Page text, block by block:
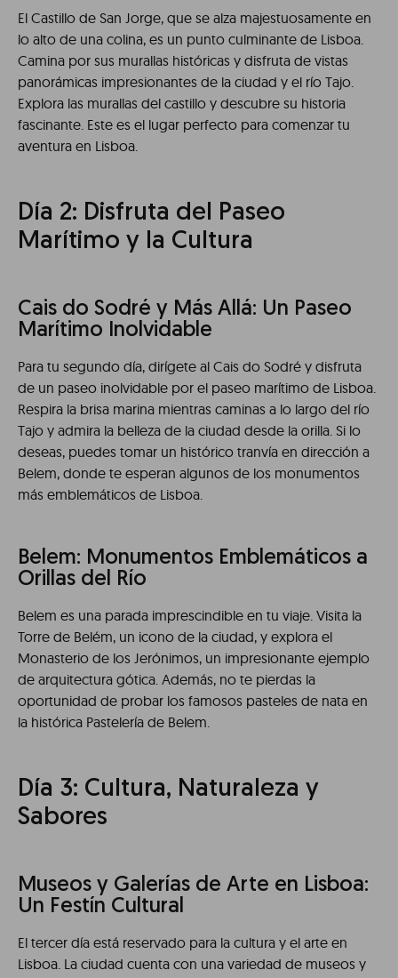
El Castillo de San Jorge, que se alza majestuosamente en
lo alto de una colina, es un punto culminante de Lisboa.
Camina por sus murallas históricas y disfruta de vistas
panorámicas impresionantes de la ciudad y el río Tajo.
Explora las murallas del castillo y descubre su historia
fascinante. Este es el lugar perfecto para comenzar tu
aventura en Lisboa.
Día 2: Disfruta del Paseo
Marítimo y la Cultura
Cais do Sodré y Más Allá: Un Paseo
Marítimo Inolvidable
Para tu segundo día, dirígete al Cais do Sodré y disfruta
de un paseo inolvidable por el paseo marítimo de Lisboa.
Respira la brisa marina mientras caminas a lo largo del río
Tajo y admira la belleza de la ciudad desde la orilla. Si lo
deseas, puedes tomar un histórico tranvía en dirección a
Belem, donde te esperan algunos de los monumentos
más emblemáticos de Lisboa.
Belem: Monumentos Emblemáticos a
Orillas del Río
Belem es una parada imprescindible en tu viaje. Visita la
Torre de Belém, un icono de la ciudad, y explora el
Monasterio de los Jerónimos, un impresionante ejemplo
de arquitectura gótica. Además, no te pierdas la
oportunidad de probar los famosos pasteles de nata en
la histórica Pastelería de Belem.
Día 3: Cultura, Naturaleza y
Sabores
Museos y Galerías de Arte en Lisboa:
Un Festín Cultural
El tercer día está reservado para la cultura y el arte en
Lisboa. La ciudad cuenta con una variedad de museos y